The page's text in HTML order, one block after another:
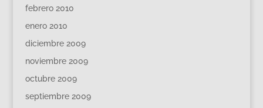
febrero 2010
enero 2010
diciembre 2009
noviembre 2009
octubre 2009
septiembre 2009